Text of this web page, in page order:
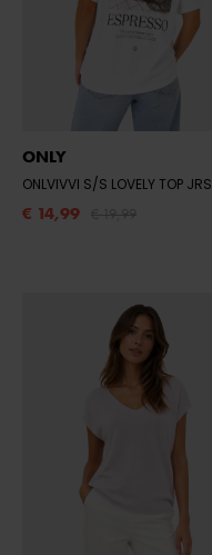
ONLY
ONLVIVVI S/S LOVELY TOP JRS
€ 14,99